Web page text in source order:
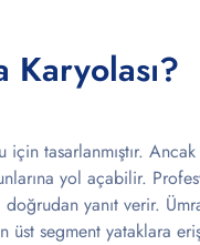
Karyolası?
tasarlanmıştır.
yol açabilir.
yanıt verir.
segment yataklara